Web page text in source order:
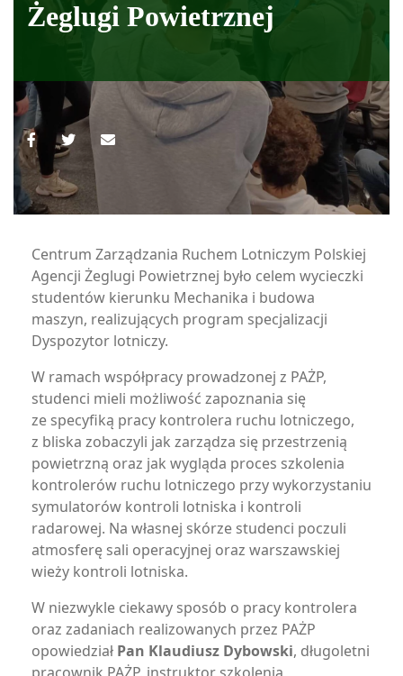
Żeglugi Powietrznej
Centrum Zarządzania Ruchem Lotniczym Polskiej
Agencji Żeglugi Powietrznej było celem wycieczki
studentów kierunku Mechanika i budowa
maszyn, realizujących program specjalizacji
Dyspozytor lotniczy.
W ramach współpracy prowadzonej z PAŻP,
studenci mieli możliwość zapoznania się
ze specyfiką pracy kontrolera ruchu lotniczego,
z bliska zobaczyli jak zarządza się przestrzenią
powietrzną oraz jak wygląda proces szkolenia
kontrolerów ruchu lotniczego przy wykorzystaniu
symulatorów kontroli lotniska i kontroli
radarowej. Na własnej skórze studenci poczuli
atmosferę sali operacyjnej oraz warszawskiej
wieży kontroli lotniska.
W niezwykle ciekawy sposób o pracy kontrolera
oraz zadaniach realizowanych przez PAŻP
opowiedział Pan Klaudiusz Dybowski, długoletni